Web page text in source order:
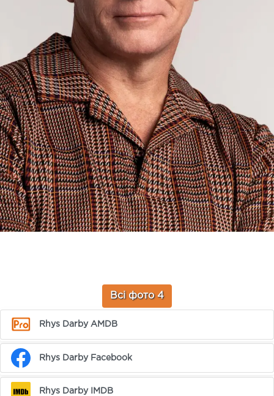
Всі фото 4
Rhys Darby AMDB
Rhys Darby Facebook
Rhys Darby IMDB